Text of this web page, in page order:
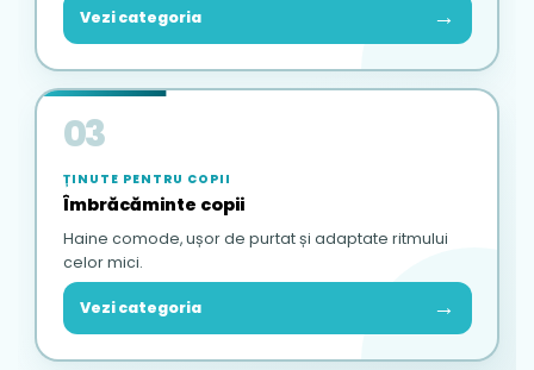
Vezi categoria →
03
ȚINUTE PENTRU COPII
Îmbrăcăminte copii
Haine comode, ușor de purtat și adaptate ritmului
celor mici.
Vezi categoria →